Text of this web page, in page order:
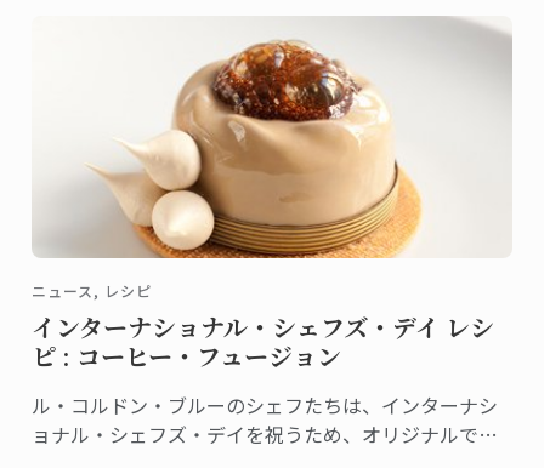
ニュース, レシピ
インターナショナル・シェフズ・デイ レシ
ピ : コーヒー・フュージョン
ル・コルドン・ブルーのシェフたちは、インターナシ
ョナル・シェフズ・デイを祝うため、オリジナルでテ